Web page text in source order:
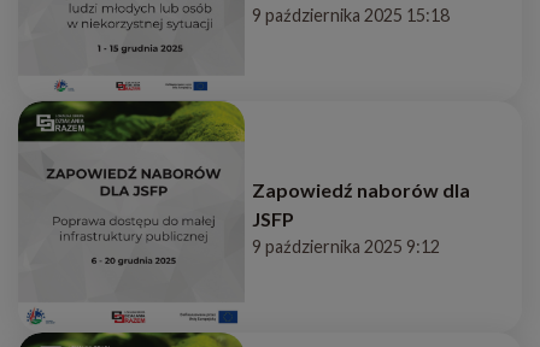
9 października 2025 15:18
Zapowiedź naborów dla
JSFP
9 października 2025 9:12